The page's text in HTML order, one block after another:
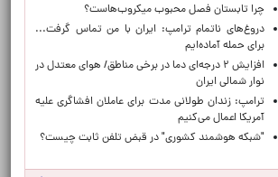
چرا تابستان فصل محبوب میکروب‌هاست؟
دروغ‌های ناتمام ترامپ: ایران با من تماس گرفت...
برای حمله آماده‌ایم
افزایش ۲ درجه‌ای دما در برخی مناطق/ هوای معتدل در
نوار شمالی ایران
ترامپ: زندان طولانی مدت برای عاملان افشاگری‌ علیه
آمریکا اعمال می‌کنیم
"شبکه هوشمند کشوری" در قبض تلفن ثابت چیست؟